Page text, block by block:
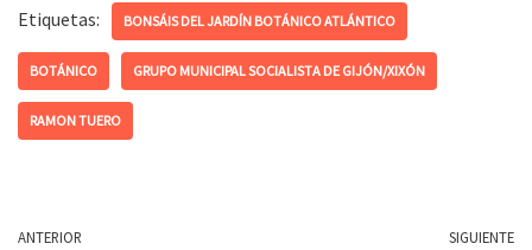
Etiquetas: BONSÁIS DEL JARDÍN BOTÁNICO ATLÁNTICO
BOTÁNICO GRUPO MUNICIPAL SOCIALISTA DE GIJÓN/XIXÓN
RAMON TUERO
ANTERIOR SIGUIENTE